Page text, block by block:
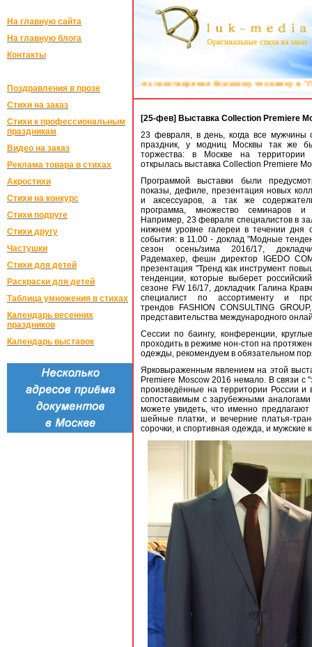
На главную сайта
На главную блога
Контакты
Поздравления в прозе
Стихи на заказ
Стихи к профессиональным
праздникам
Видео на заказ
Реклама товара в стихах
Акростихи
Стихи на конкурс
Стихи подруге
Стихи другу
Частушки
Стихи для детей
Раскраски для детей
Таблица умножения в стихах
Календарь весенних
праздников
Календарь выставок
стихотворение близкому человеку в "ЛУК-МЕДИА":Поздравления
[25-фев] Выставка Collection Premiere
23 февраля, в день, когда все мужчины
праздник, у модниц Москвы так же
торжества: в Москве на территории
открылась выставка Collection Premiere
Программой выставки были
показы, дефиле, презентация новых
и аксессуаров, а так же
программа, множество семинаров и
Например, 23 февраля специалистов в
нижнем уровне галереи в течении дня
события: в 11.00 - доклад "Модные
сезон осень/зима 2016/17,
Радемахер, фешн директор IGEDO
презентация "Тренд как инструмент
тенденции, которые выберет
сезоне FW 16/17, докладчик Галина
специалист по ассортименту и
трендов FASHION CONSULTING
представительства международного
Сессии по баингу, конференции,
проходить в режиме нон-стоп на
одежды, рекомендуем в обязательном
Ярковыраженным явлением на этой
Premiere Moscow 2016 немало. В связи с
произведённые на территории России и
сопоставимым с зарубежными
можете увидеть, что именно
шейные платки, и вечерние платья-
сорочки, и спортивная одежда, и мужские